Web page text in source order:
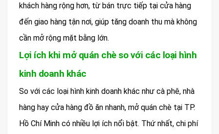
khách hàng rộng hơn, từ bán trực tiếp tại cửa hàng
đến giao hàng tận nơi, giúp tăng doanh thu mà không
cần mở rộng mặt bằng lớn.
Lợi ích khi mở quán chè so với các loại hình
kinh doanh khác
So với các loại hình kinh doanh khác như cà phê, nhà
hàng hay cửa hàng đồ ăn nhanh, mở quán chè tại TP.
Hồ Chí Minh có nhiều lợi ích nổi bật. Thứ nhất, chi phí